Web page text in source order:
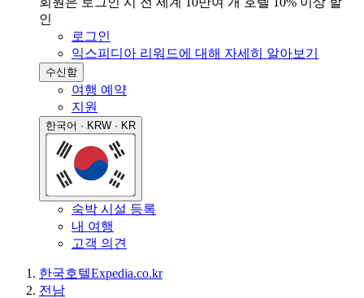
인
로그인
익스피디아 리워드에 대해 자세히 알아보기
수신함
여행 예약
지원
한국어 · KRW · KR
숙박 시설 등록
내 여행
고객 의견
한국호텔Expedia.co.kr
전남